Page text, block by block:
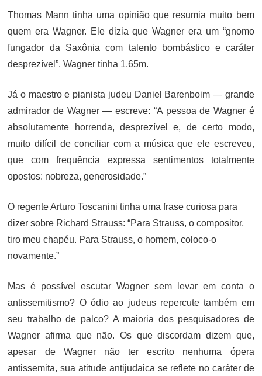
Thomas Mann tinha uma opinião que resumia muito bem
quem era Wagner. Ele dizia que Wagner era um “gnomo
fungador da Saxônia com talento bombástico e caráter
desprezível”. Wagner tinha 1,65m.
Já o maestro e pianista judeu Daniel Barenboim — grande
admirador de Wagner — escreve: “A pessoa de Wagner é
absolutamente horrenda, desprezível e, de certo modo,
muito difícil de conciliar com a música que ele escreveu,
que com frequência expressa sentimentos totalmente
opostos: nobreza, generosidade.”
O regente Arturo Toscanini tinha uma frase curiosa para
dizer sobre Richard Strauss: “Para Strauss, o compositor,
tiro meu chapéu. Para Strauss, o homem, coloco-o
novamente.”
Mas é possível escutar Wagner sem levar em conta o
antissemitismo? O ódio ao judeus repercute também em
seu trabalho de palco? A maioria dos pesquisadores de
Wagner afirma que não. Os que discordam dizem que,
apesar de Wagner não ter escrito nenhuma ópera
antissemita, sua atitude antijudaica se reflete no caráter de